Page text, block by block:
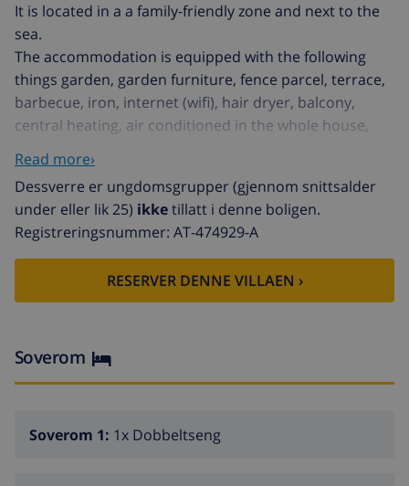
It is located in a a family-friendly zone and next to the
sea.
The accommodation is equipped with the following
things garden, garden furniture, fence parcel, terrace,
barbecue, iron, internet (wifi), hair dryer, balcony,
central heating, air conditioned in the whole house,
swimming pool private, open-air car parking (2 seats)
in the same building, 2 TVs, satellite (Languages:
Spanish, English), DVD.
The open plan kitchen, of vitroceramic, is equipped
with refrigerator, microwave, oven, freezer,
washing machine, dryer, dishwasher, dishes/cutlery,
kitchen utensils, coffee machine, fryer, toaster, kettle
and juicer.
Read more›
Dessverre er ungdomsgrupper (gjennom snittsalder
under eller lik 25) ikketillatt i denne boligen.
Registreringsnummer: AT-474929-A
RESERVER DENNE VILLAEN ›
Soverom
Soverom 1: 1x Dobbeltseng